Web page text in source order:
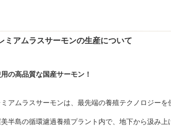
ミアムラスサーモンの生産について
の高品質な国産サーモン！
ミアムラスサーモンは、最先端の養殖テクノロジ
半島の循環濾過養殖プラント内で、地下から汲み